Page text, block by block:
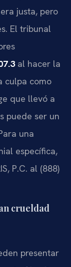
justa, pero
El tribunal
al hacer la
culpa como
que llevó a
puede ser un
una
específica,
P.C. al (888)
crueldad
presentar